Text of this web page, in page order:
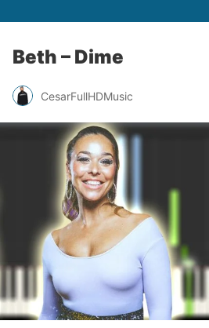
Beth – Dime
CesarFullHDMusic